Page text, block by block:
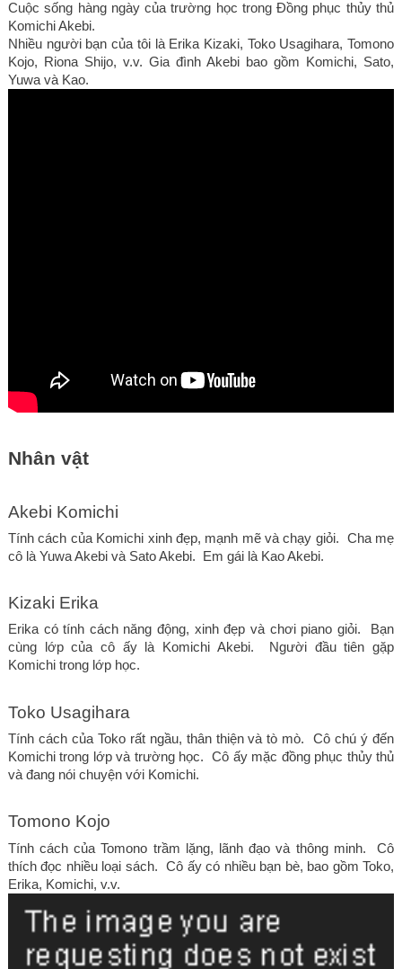
Cuộc sống hàng ngày của trường học trong Đồng phục thủy thủ
Komichi Akebi.
Nhiều người bạn của tôi là Erika Kizaki, Toko Usagihara, Tomono
Kojo, Riona Shijo, v.v. Gia đình Akebi bao gồm Komichi, Sato,
Yuwa và Kao.
Nhân vật
Akebi Komichi
Tính cách của Komichi xinh đẹp, mạnh mẽ và chạy giỏi.  Cha mẹ
cô là Yuwa Akebi và Sato Akebi.  Em gái là Kao Akebi.
Kizaki Erika
Erika có tính cách năng động, xinh đẹp và chơi piano giỏi.  Bạn
cùng lớp của cô ấy là Komichi Akebi.  Người đầu tiên gặp
Komichi trong lớp học.
Toko Usagihara
Tính cách của Toko rất ngầu, thân thiện và tò mò.  Cô chú ý đến
Komichi trong lớp và trường học.  Cô ấy mặc đồng phục thủy thủ
và đang nói chuyện với Komichi.
Tomono Kojo
Tính cách của Tomono trầm lặng, lãnh đạo và thông minh.  Cô
thích đọc nhiều loại sách.  Cô ấy có nhiều bạn bè, bao gồm Toko,
Erika, Komichi, v.v.